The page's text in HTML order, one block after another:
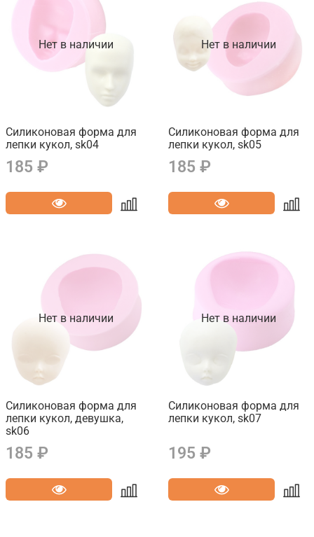
Нет в наличии
Силиконовая форма для
лепки кукол, sk04
185 ₽
Нет в наличии
Силиконовая форма для
лепки кукол, sk05
185 ₽
Нет в наличии
Силиконовая форма для
лепки кукол, девушка,
sk06
185 ₽
Нет в наличии
Силиконовая форма для
лепки кукол, sk07
195 ₽